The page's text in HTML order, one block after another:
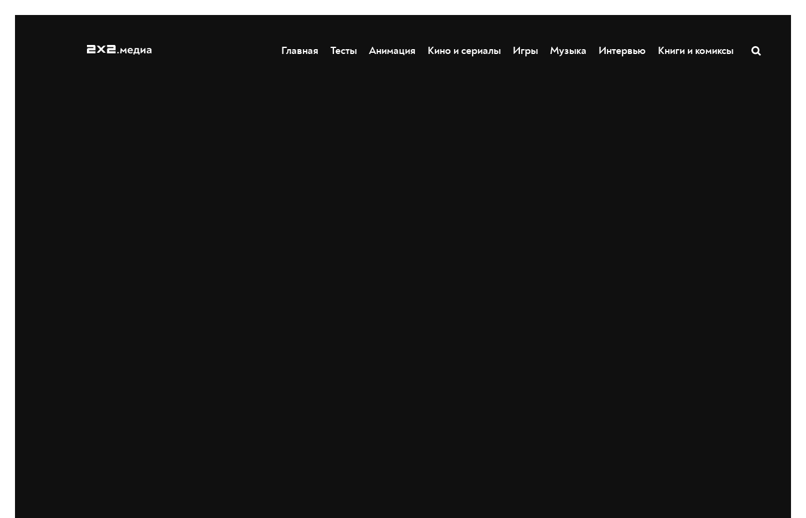
Главная Тесты Анимация Кино и сериалы Игры Музыка Интервью Книги и комиксы